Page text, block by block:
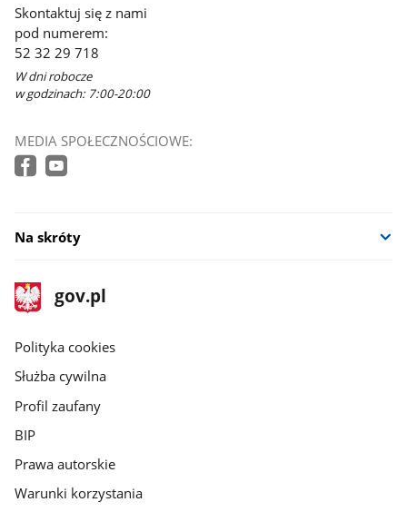
Skontaktuj się z nami
pod numerem:
52 32 29 718
W dni robocze
w godzinach: 7:00-20:00
MEDIA SPOŁECZNOŚCIOWE:
Na skróty
stopka
gov.pl
Strona
gov.pl
gov.pl
Polityka cookies
Służba cywilna
Profil zaufany
BIP
Prawa autorskie
Warunki korzystania